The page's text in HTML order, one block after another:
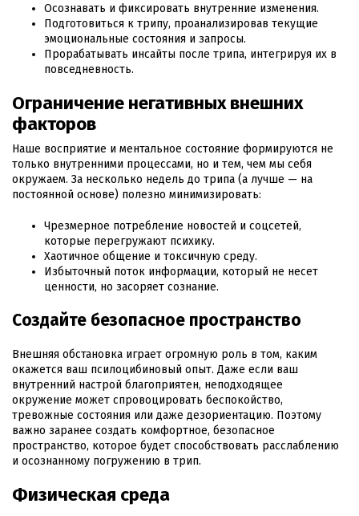
Осознавать и фиксировать внутренние изменения.
Подготовиться к трипу, проанализировав текущие
эмоциональные состояния и запросы.
Прорабатывать инсайты после трипа, интегрируя их в
повседневность.
Ограничение негативных внешних
факторов
Наше восприятие и ментальное состояние формируются не
только внутренними процессами, но и тем, чем мы себя
окружаем. За несколько недель до трипа (а лучше — на
постоянной основе) полезно минимизировать:
Чрезмерное потребление новостей и соцсетей,
которые перегружают психику.
Хаотичное общение и токсичную среду.
Избыточный поток информации, который не несет
ценности, но засоряет сознание.
Создайте безопасное пространство
Внешняя обстановка играет огромную роль в том, каким
окажется ваш псилоцибиновый опыт. Даже если ваш
внутренний настрой благоприятен, неподходящее
окружение может спровоцировать беспокойство,
тревожные состояния или даже дезориентацию. Поэтому
важно заранее создать комфортное, безопасное
пространство, которое будет способствовать расслаблению
и осознанному погружению в трип.
Физическая среда